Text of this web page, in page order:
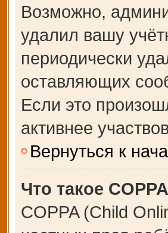
Возможно,
удалил вашу
периодически
оставляющих
Если это
активнее
Вернуться к
Что такое
COPPA (Child